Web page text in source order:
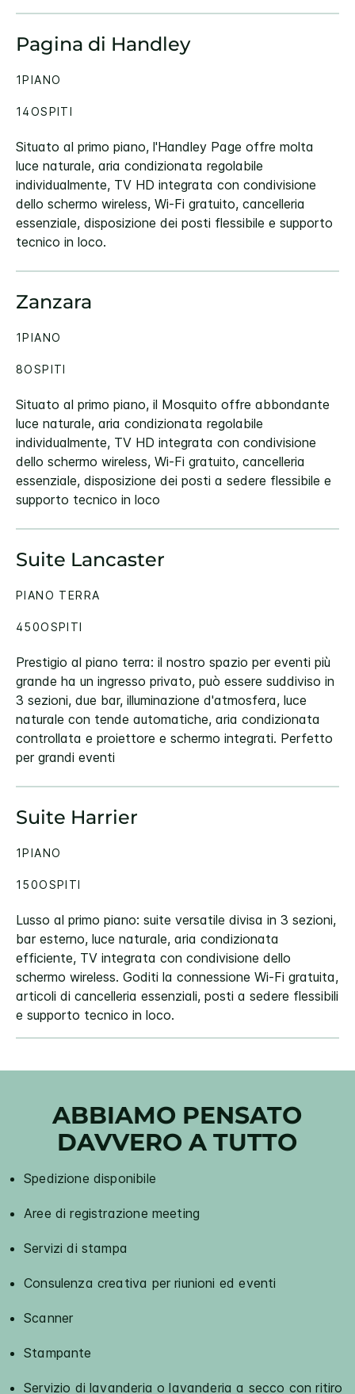
Pagina di Handley
Situato al primo piano, l'Handley Page offre molta
luce naturale, aria condizionata regolabile
individualmente, TV HD integrata con condivisione
dello schermo wireless, Wi-Fi gratuito, cancelleria
essenziale, disposizione dei posti flessibile e supporto
tecnico in loco.
1PIANO
14OSPITI
Zanzara
Situato al primo piano, il Mosquito offre abbondante
luce naturale, aria condizionata regolabile
individualmente, TV HD integrata con condivisione
dello schermo wireless, Wi-Fi gratuito, cancelleria
essenziale, disposizione dei posti a sedere flessibile e
supporto tecnico in loco
1PIANO
8OSPITI
Suite Lancaster
Prestigio al piano terra: il nostro spazio per eventi più
grande ha un ingresso privato, può essere suddiviso in
3 sezioni, due bar, illuminazione d'atmosfera, luce
naturale con tende automatiche, aria condizionata
controllata e proiettore e schermo integrati. Perfetto
per grandi eventi
PIANO TERRA
450OSPITI
Suite Harrier
Lusso al primo piano: suite versatile divisa in 3 sezioni,
bar esterno, luce naturale, aria condizionata
efficiente, TV integrata con condivisione dello
schermo wireless. Goditi la connessione Wi-Fi gratuita,
articoli di cancelleria essenziali, posti a sedere flessibili
e supporto tecnico in loco.
1PIANO
150OSPITI
ABBIAMO PENSATO
DAVVERO A TUTTO
Spedizione disponibile
Aree di registrazione meeting
Servizi di stampa
Consulenza creativa per riunioni ed eventi
Scanner
Stampante
Servizio di lavanderia o lavanderia a secco con ritiro